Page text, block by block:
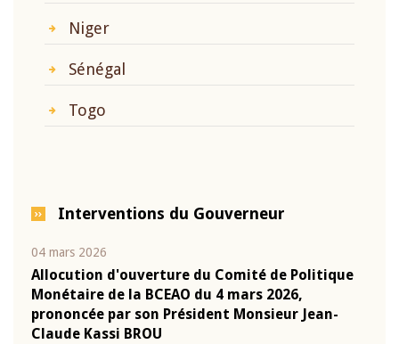
Niger
Sénégal
Togo
Interventions du Gouverneur
04 mars 2026
Allocution d'ouverture du Comité de Politique
Monétaire de la BCEAO du 4 mars 2026,
prononcée par son Président Monsieur Jean-
Claude Kassi BROU